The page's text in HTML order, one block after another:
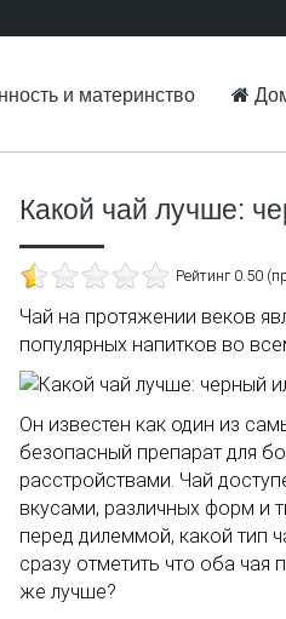
и материнство
Какой чай лучше:
Рейтинг 0.50
Чай на протяжении веков
популярных напитков во
Он известен как один из
безопасный препарат для
расстройствами. Чай
вкусами, различных форм и
перед дилеммой, какой тип
сразу отметить что оба чая
же лучше?